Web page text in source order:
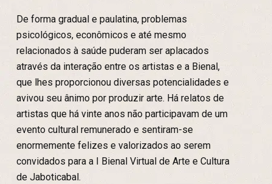
De forma gradual e paulatina, problemas
psicológicos, econômicos e até mesmo
relacionados à saúde puderam ser aplacados
através da interação entre os artistas e a Bienal,
que lhes proporcionou diversas potencialidades e
avivou seu ânimo por produzir arte. Há relatos de
artistas que há vinte anos não participavam de um
evento cultural remunerado e sentiram-se
enormemente felizes e valorizados ao serem
convidados para a I Bienal Virtual de Arte e Cultura
de Jaboticabal.